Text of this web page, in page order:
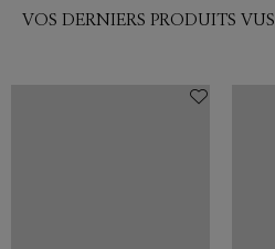
VOS DERNIERS PRODUITS VUS